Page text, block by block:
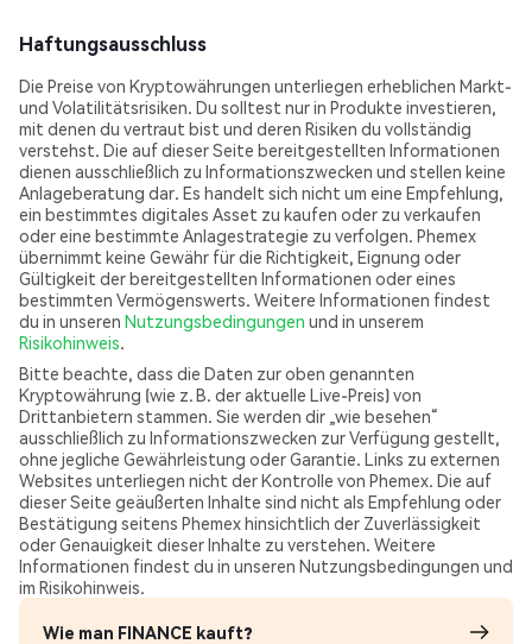
Haftungsausschluss
Die Preise von Kryptowährungen unterliegen erheblichen Markt-
und Volatilitätsrisiken. Du solltest nur in Produkte investieren,
mit denen du vertraut bist und deren Risiken du vollständig
verstehst. Die auf dieser Seite bereitgestellten Informationen
dienen ausschließlich zu Informationszwecken und stellen keine
Anlageberatung dar. Es handelt sich nicht um eine Empfehlung,
ein bestimmtes digitales Asset zu kaufen oder zu verkaufen
oder eine bestimmte Anlagestrategie zu verfolgen. Phemex
übernimmt keine Gewähr für die Richtigkeit, Eignung oder
Gültigkeit der bereitgestellten Informationen oder eines
bestimmten Vermögenswerts. Weitere Informationen findest
du in unseren Nutzungsbedingungen und in unserem
Risikohinweis.
Bitte beachte, dass die Daten zur oben genannten
Kryptowährung (wie z. B. der aktuelle Live-Preis) von
Drittanbietern stammen. Sie werden dir „wie besehen“
ausschließlich zu Informationszwecken zur Verfügung gestellt,
ohne jegliche Gewährleistung oder Garantie. Links zu externen
Websites unterliegen nicht der Kontrolle von Phemex. Die auf
dieser Seite geäußerten Inhalte sind nicht als Empfehlung oder
Bestätigung seitens Phemex hinsichtlich der Zuverlässigkeit
oder Genauigkeit dieser Inhalte zu verstehen. Weitere
Informationen findest du in unseren Nutzungsbedingungen und
im Risikohinweis.
Wie man FINANCE kauft?